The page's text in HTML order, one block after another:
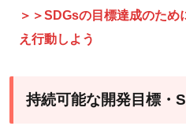
なに
の関連
＞＞SDGsの目標達成のた
え行動しよう
持続可能な開発目標・